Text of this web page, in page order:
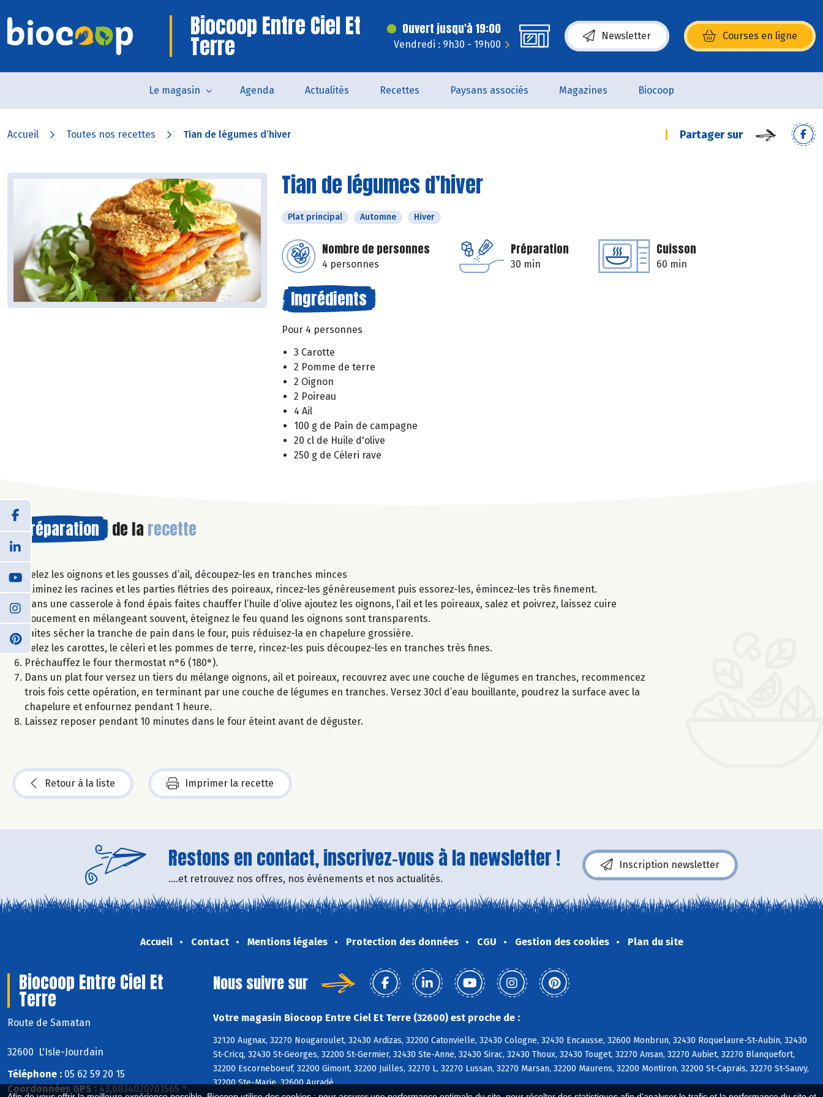
Biocoop Entre Ciel Et
Terre
Ouvert jusqu'à 19:00
Vendredi : 9h30 - 19h00
Newsletter Courses en ligne
(s’ouvre dans une nouvelle fenêtre)
Le magasin Agenda Actualités Recettes Paysans associés Magazines Biocoop
Accueil Toutes nos recettes Tian de légumes d’hiver Partager sur
Tian de légumes d’hiver
Plat principal Automne Hiver
Nombre de personnes
4 personnes
Préparation
30 min
Cuisson
60 min
Ingrédients
Pour 4 personnes
3 Carotte
2 Pomme de terre
2 Oignon
2 Poireau
4 Ail
100 g de Pain de campagne
20 cl de Huile d'olive
250 g de Céleri rave
Préparation de la recette
Pelez les oignons et les gousses d’ail, découpez-les en tranches minces
Eliminez les racines et les parties flétries des poireaux, rincez-les généreusement puis essorez-les, émincez-les très finement.
Dans une casserole à fond épais faites chauffer l’huile d’olive ajoutez les oignons, l’ail et les poireaux, salez et poivrez, laissez cuire
doucement en mélangeant souvent, éteignez le feu quand les oignons sont transparents.
Faites sécher la tranche de pain dans le four, puis réduisez-la en chapelure grossière.
Pelez les carottes, le cèleri et les pommes de terre, rincez-les puis découpez-les en tranches très fines.
Préchauffez le four thermostat n°6 (180°).
Dans un plat four versez un tiers du mélange oignons, ail et poireaux, recouvrez avec une couche de légumes en tranches, recommencez
trois fois cette opération, en terminant par une couche de légumes en tranches. Versez 30cl d’eau bouillante, poudrez la surface avec la
chapelure et enfournez pendant 1 heure.
Laissez reposer pendant 10 minutes dans le four éteint avant de déguster.
Retour à la liste Imprimer la recette
Restons en contact, inscrivez-vous à la newsletter !
....et retrouvez nos offres, nos événements et nos actualités.
Inscription newsletter
Accueil Contact Mentions légales Protection des données CGU Gestion des cookies Plan du site
Biocoop Entre Ciel Et
Terre
Route de Samatan
32600 L'Isle-Jourdain
Téléphone : 05 62 59 20 15
Coordonnées GPS : 43,6034020701565 ° ,
Nous suivre sur
Votre magasin Biocoop Entre Ciel Et Terre (32600) est proche de :
32120 Augnax, 32270 Nougaroulet, 32430 Ardizas, 32200 Catonvielle, 32430 Cologne, 32430 Encausse, 32600 Monbrun, 32430 Roquelaure-St-Aubin, 32430
St-Cricq, 32430 St-Georges, 32200 St-Germier, 32430 Ste-Anne, 32430 Sirac, 32430 Thoux, 32430 Touget, 32270 Ansan, 32270 Aubiet, 32270 Blanquefort,
32200 Escorneboeuf, 32200 Gimont, 32200 Juilles, 32270 L, 32270 Lussan, 32270 Marsan, 32200 Maurens, 32200 Montiron, 32200 St-Caprais, 32270 St-Sauvy,
32200 Ste-Marie, 32600 Auradé